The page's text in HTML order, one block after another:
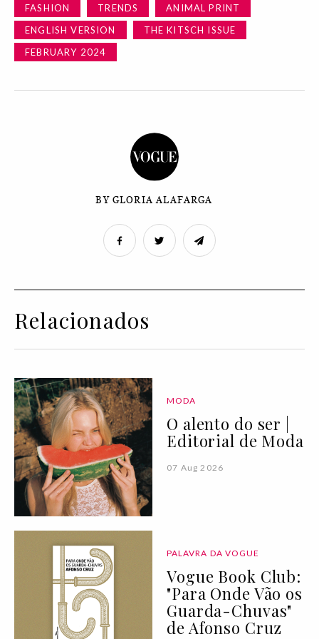
FASHION TRENDS
ANIMAL PRINT
ENGLISH VERSION
THE KITSCH ISSUE
FEBRUARY 2024
BY GLORIA ALAFARGA
Relacionados
MODA
O alento do ser |
Editorial de Moda
07 Aug 2026
PALAVRA DA VOGUE
Vogue Book Club:
"Para Onde Vão os
Guarda-Chuvas"
de Afonso Cruz